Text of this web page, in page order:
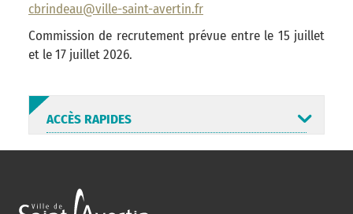
cbrindeau@ville-saint-avertin.fr
Commission de recrutement prévue entre le 15 juillet
et le 17 juillet 2026.
ACCÈS RAPIDES